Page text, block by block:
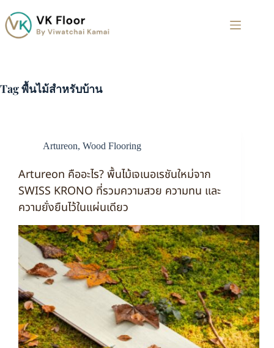
Tagพื้นไม้สำหรับบ้าน
Artureon, Wood Flooring
Artureon คืออะไร? พื้นไม้เจเนอเรชันใหม่จาก
SWISS KRONO ที่รวมความสวย ความทน และ
ความยั่งยืนไว้ในแผ่นเดียว